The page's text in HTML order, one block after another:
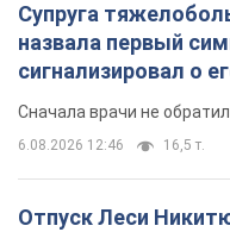
Супруга
назвала первый
сигнализировал о
Сначала врачи не
6.08.2026 12:46 16,5 т.
Отпуск Леси